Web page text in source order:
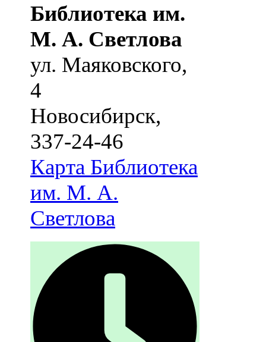
Библиотека им.
М. А. Светлова
ул. Маяковского,
4
Новосибирск,
337-24-46
Карта Библиотека
им. М. А.
Светлова